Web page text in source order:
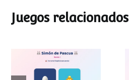
Juegos relacionados